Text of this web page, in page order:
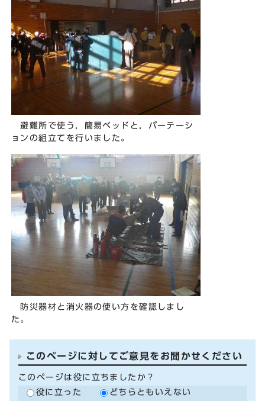
避難所で使う，簡易ベッドと，パーテーシ
ョンの組立てを行いました。
防災器材と消火器の使い方を確認しまし
た。
このページに対してご意見をお聞かせください
このページは役に立ちましたか？
役に立った
どちらともいえない